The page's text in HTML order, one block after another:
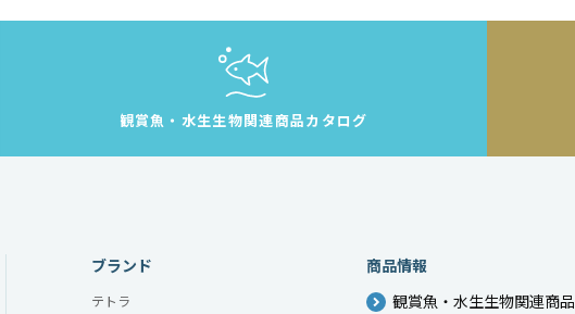
観賞魚・水生生物関連商品カタログ
ブランド
テトラ
商品情報
観賞魚・水生生物関連商品